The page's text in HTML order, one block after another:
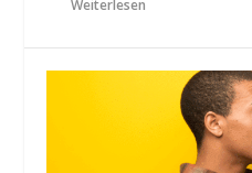
Weiterlesen